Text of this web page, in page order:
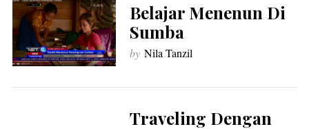
Belajar Menenun Di
Sumba
by Nila Tanzil
Traveling Dengan